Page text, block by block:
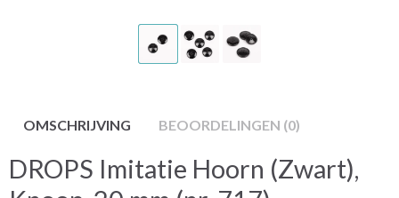
OMSCHRIJVING BEOORDELINGEN (0)
DROPS Imitatie Hoorn (Zwart),